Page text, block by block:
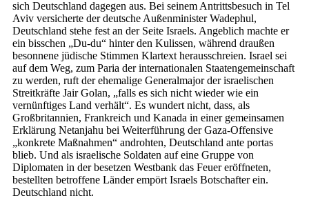
sich Deutschland dagegen aus. Bei seinem Antrittsbesuch in Tel
Aviv versicherte der deutsche Außenminister Wadephul,
Deutschland stehe fest an der Seite Israels. Angeblich machte er
ein bisschen „Du-du“ hinter den Kulissen, während draußen
besonnene jüdische Stimmen Klartext herausschreien. Israel sei
auf dem Weg, zum Paria der internationalen Staatengemeinschaft
zu werden, ruft der ehemalige Generalmajor der israelischen
Streitkräfte Jair Golan, „falls es sich nicht wieder wie ein
vernünftiges Land verhält“. Es wundert nicht, dass, als
Großbritannien, Frankreich und Kanada in einer gemeinsamen
Erklärung Netanjahu bei Weiterführung der Gaza-Offensive
„konkrete Maßnahmen“ androhten, Deutschland ante portas
blieb. Und als israelische Soldaten auf eine Gruppe von
Diplomaten in der besetzen Westbank das Feuer eröffneten,
bestellten betroffene Länder empört Israels Botschafter ein.
Deutschland nicht.